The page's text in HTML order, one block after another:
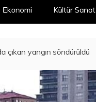
Ekonomi Kültür Sanat
çıkan yangın söndürüldü